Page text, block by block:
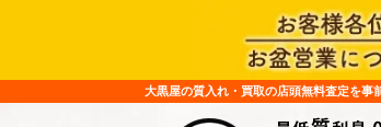
大黒屋の質入れ・買取の店頭無料査定を事